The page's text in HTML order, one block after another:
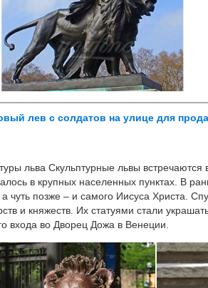
лев с солдатов на улице для
льва Скульптурные львы встречаются
в крупных населенных пунктах. В
чуть позже – и самого Иисуса Христа.
и княжеств. Их статуями стали
входа во Дворец Дожа в Венеции.